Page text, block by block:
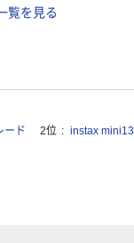
覧を見る
ード 2位 instax mini13